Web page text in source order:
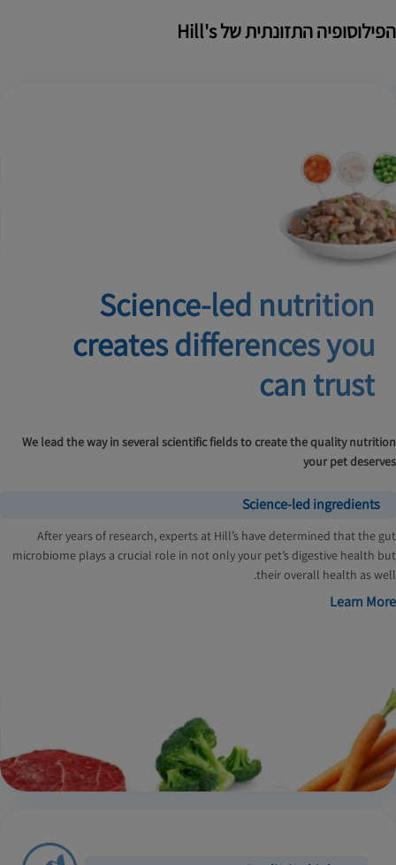
הפילוסופיה התזונתית של Hill's
Science-led nutrition
createsdifferences you
can trust
We lead the way in several scientific fields to create the quality nutrition
your pet deserves
Science-led ingredients
After years of research, experts at Hill’s have determined that the gut
microbiome plays a crucial role in not only your pet’s digestive health but
their overall health as well.
Learn More